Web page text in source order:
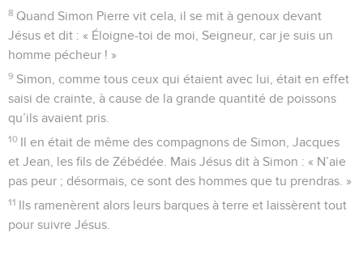
8 Quand Simon Pierre vit cela, il se mit à genoux devant
Jésus et dit : « Éloigne-toi de moi, Seigneur, car je suis un
homme pécheur ! »
9 Simon, comme tous ceux qui étaient avec lui, était en effet
saisi de crainte, à cause de la grande quantité de poissons
qu’ils avaient pris.
10 Il en était de même des compagnons de Simon, Jacques
et Jean, les fils de Zébédée. Mais Jésus dit à Simon : « N’aie
pas peur ; désormais, ce sont des hommes que tu prendras. »
11 Ils ramenèrent alors leurs barques à terre et laissèrent tout
pour suivre Jésus.